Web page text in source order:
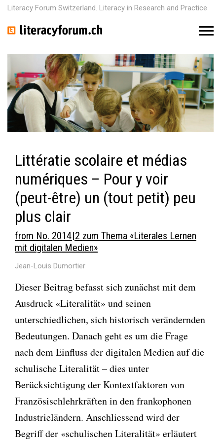
Literacy Forum Switzerland. Literacy in Research and Practice
M
u
Littératie scolaire et médias
numériques – Pour y voir
(peut-être) un (tout petit) peu
plus clair
from No. 2014 | 2 zum Thema «Literales Lernen
mit digitalen Medien»
Jean-Louis Dumortier
Dieser Beitrag befasst sich zunächst mit dem
Ausdruck «Literalität» und seinen
unterschiedlichen, sich historisch verändernden
Bedeutungen. Danach geht es um die Frage
nach dem Einfluss der digitalen Medien auf die
schulische Literalität – dies unter
Berücksichtigung der Kontextfaktoren von
Französischlehrkräften in den frankophonen
Industrieländern. Anschliessend wird der
Begriff der «schulischen Literalität» erläutert